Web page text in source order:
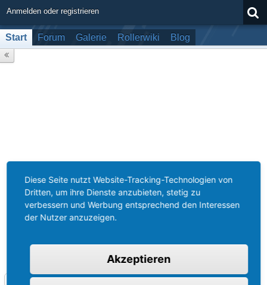
Anmelden oder registrieren
Start Forum Galerie Rollerwiki Blog
Roller-Forum: Hilfe, Anleitungen und alles über Motorroller
Diese Seite nutzt Website-Tracking-Technologien von
Dritten, um ihre Dienste anzubieten, stetig zu
verbessern und Werbung entsprechend den Interessen
der Nutzer anzuzeigen.
Akzeptieren